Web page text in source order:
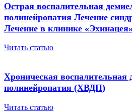
Острая воспалительная
полинейропатия Лечение
Лечение в клинике «Эхинацея»
Читать статью
Хроническая
полинейропатия (ХВДП)
Читать статью